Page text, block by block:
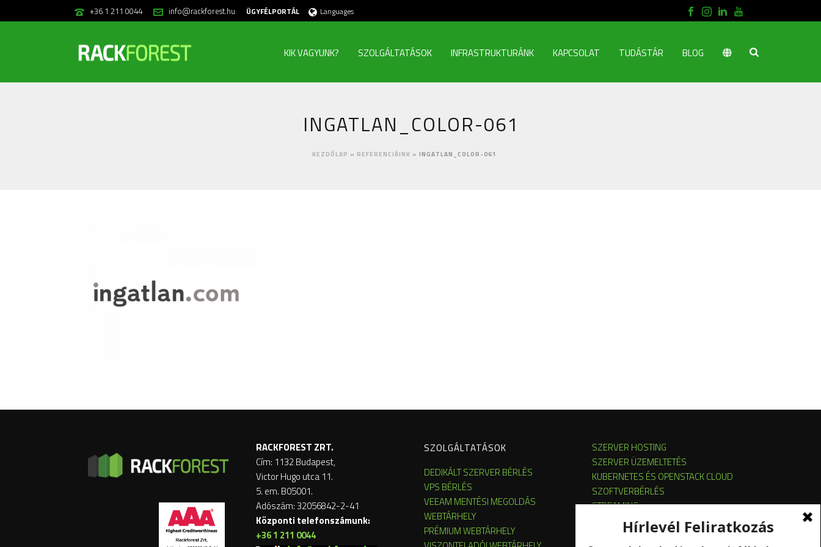
+36 1 211 0044 info@rackforest.hu ÜGYFÉLPORTÁL Languages
KIK VAGYUNK? SZOLGÁLTATÁSOK INFRASTRUKTURÁNK KAPCSOLAT TUDÁSTÁR BLOG
INGATLAN_COLOR-061
KEZDŐLAP » REFERENCIÁINK » INGATLAN_COLOR-061
RACKFOREST ZRT.
Cím: 1132 Budapest,
Victor Hugo utca 11.
5. em. B05001.
Adószám: 32056842-2-41
Központi telefonszámunk:
+36 1 211 0044
SZOLGÁLTATÁSOK
DEDIKÁLT SZERVER BÉRLÉS
VPS BÉRLÉS
VEEAM MENTÉSI MEGOLDÁS
WEBTÁRHELY
PRÉMIUM WEBTÁRHELY
SZERVER HOSTING
SZERVER ÜZEMELTETÉS
KUBERNETES ÉS OPENSTACK CLOUD
SZOFTVERBÉRLÉS
STREAMING